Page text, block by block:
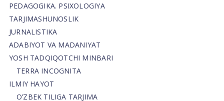
PEDAGOGIKA. PSIXOLOGIYA
TARJIMASHUNOSLIK
JURNALISTIKA
ADABIYOT VA MADANIYAT
YOSH TADQIQOTCHI MINBARI
TERRA INCOGNITA
ILMIY HAYOT
O’ZBEK TILIGA TARJIMA